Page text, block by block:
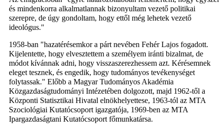
és mindenkorra alkalmatlannak bizonyultam vezető politikai
szerepre, de úgy gondoltam, hogy ettől még lehetek vezető
ideológus."
1958-ban "hazatérésemkor a párt nevében Fehér Lajos fogadott.
Kijelentette, hogy elvesztettem a személyem iránti bizalmat, de
módot kívánnak adni, hogy visszaszerezhessem azt. Kérésemnek
eleget tesznek, és engedik, hogy tudományos tevékenységet
folytassak." Előbb a Magyar Tudományos Akadémia
Közgazdaságtudományi Intézetében dolgozott, majd 1962-től a
Központi Statisztikai Hivatal elnökhelyettese, 1963-tól az MTA
Szociológiai Kutatócsoport igazgatója, 1969-ben az MTA
Ipargazdaságtani Kutatócsoport főmunkatársa.